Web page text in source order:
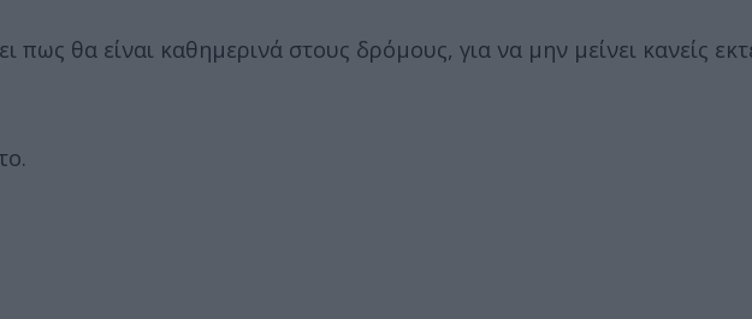
πως θα είναι καθημερινά στους δρόμους, για να μην μείνει κανείς